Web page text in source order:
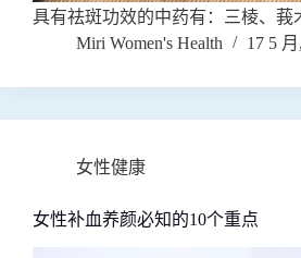
具有祛斑功效的中药有：三棱、
Miri Women's Health
17 5 月
女性健康
女性补血养颜必知的10个重点